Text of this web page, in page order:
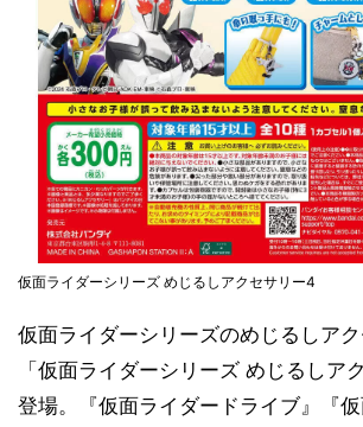
仮面ライダーシリーズ めじるしアクセサリー4
仮面ライダーシリーズのめじるしア
「仮面ライダーシリーズ めじるしア
登場。『仮面ライダードライブ』『